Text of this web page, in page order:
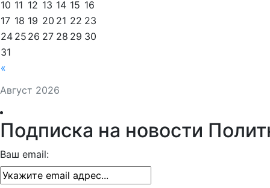
Август 2026
«
10 11 12 13 14 15 16
17 18 19 20 21 22 23
24 25 26 27 28 29 30
31
Подписка на новости
Ваш email: